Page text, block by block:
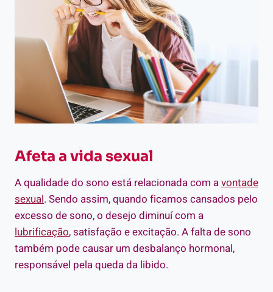
Afeta a vida sexual
A qualidade do sono está relacionada com avontade
sexual. Sendo assim, quando ficamos cansados pelo
excesso de sono, o desejo diminuí com a
lubrificação, satisfação e excitação. A falta de sono
também pode causar um desbalanço hormonal,
responsável pela queda da libido.